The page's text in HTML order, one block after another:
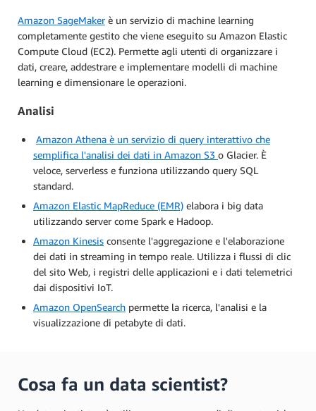
Amazon SageMakerè un servizio di machine learning
completamente gestito che viene eseguito su Amazon Elastic
Compute Cloud (EC2). Permette agli utenti di organizzare i
dati, creare, addestrare e implementare modelli di machine
learning e dimensionare le operazioni.
Analisi
Amazon Athena è un servizio di query interattivo che
semplifica l'analisi dei dati in Amazon S3 o Glacier. È
veloce, serverless e funziona utilizzando query SQL
standard.
Amazon Elastic MapReduce (EMR) elabora i big data
utilizzando server come Spark e Hadoop.
Amazon Kinesis consente l'aggregazione e l'elaborazione
dei dati in streaming in tempo reale. Utilizza i flussi di clic
del sito Web, i registri delle applicazioni e i dati telemetrici
dai dispositivi IoT.
Amazon OpenSearch permette la ricerca, l'analisi e la
visualizzazione di petabyte di dati.
Cosa fa un data scientist?